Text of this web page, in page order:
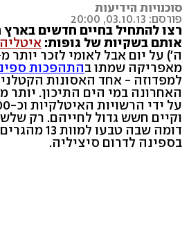
סוכנויות הידיעות
פורסם: 03.10.13, 20:00
רצו להתחיל בחיים חדשים
אותם בשקיות של גופות: איטליה
מאפריקה שמתו בהתהפכות
למפדוזה - אחד האסונות
וקיים חשש גדול לחייהם. רק
דומה שבה טבעו
בספינה לדרום סיציליה.